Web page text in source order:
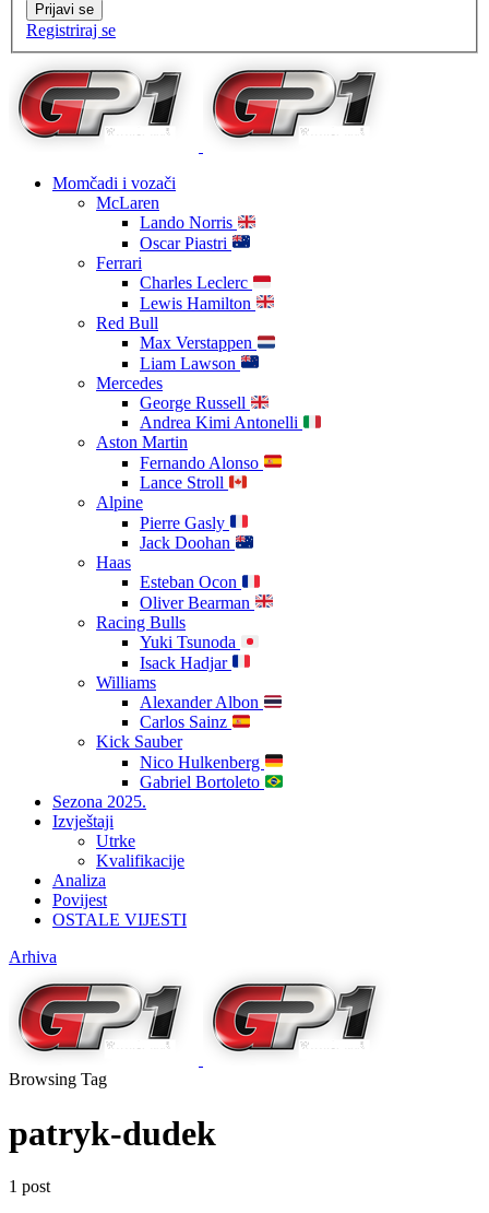
Prijavi se
Registriraj se
Momčadi i vozači
McLaren
Lando Norris
Oscar Piastri
Ferrari
Charles Leclerc
Lewis Hamilton
Red Bull
Max Verstappen
Liam Lawson
Mercedes
George Russell
Andrea Kimi Antonelli
Aston Martin
Fernando Alonso
Lance Stroll
Alpine
Pierre Gasly
Jack Doohan
Haas
Esteban Ocon
Oliver Bearman
Racing Bulls
Yuki Tsunoda
Isack Hadjar
Williams
Alexander Albon
Carlos Sainz
Kick Sauber
Nico Hulkenberg
Gabriel Bortoleto
Sezona 2025.
Izvještaji
Utrke
Kvalifikacije
Analiza
Povijest
OSTALE VIJESTI
Arhiva
Browsing Tag
patryk-dudek
1 post